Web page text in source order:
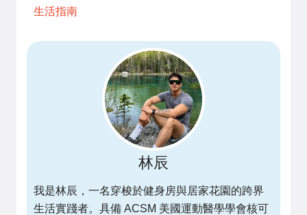
生活指南
林辰
我是林辰，一名穿梭於健身房與居家花園的跨界
生活實踐者。具備 ACSM 美國運動醫學學會核可